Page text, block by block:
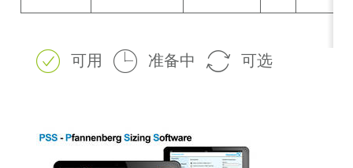
可用 准备中 可选